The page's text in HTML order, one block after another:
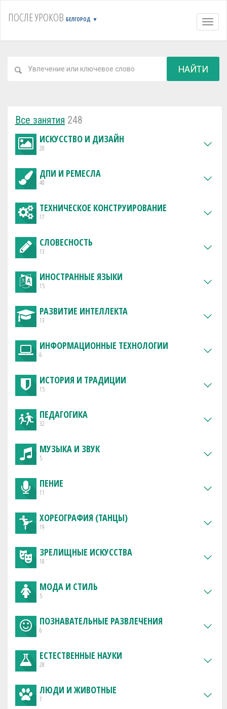
ПОСЛЕ УРОКОВ БЕЛГОРОД ▼
НАЙТИ
Все занятия 248
ИСКУССТВО И ДИЗАЙН
20
ДПИ И РЕМЕСЛА
40
ТЕХНИЧЕСКОЕ КОНСТРУИРОВАНИЕ
17
СЛОВЕСНОСТЬ
13
ИНОСТРАННЫЕ ЯЗЫКИ
15
РАЗВИТИЕ ИНТЕЛЛЕКТА
13
ИНФОРМАЦИОННЫЕ ТЕХНОЛОГИИ
6
ИСТОРИЯ И ТРАДИЦИИ
15
ПЕДАГОГИКА
32
МУЗЫКА И ЗВУК
5
ПЕНИЕ
11
ХОРЕОГРАФИЯ (ТАНЦЫ)
19
ЗРЕЛИЩНЫЕ ИСКУССТВА
10
МОДА И СТИЛЬ
5
ПОЗНАВАТЕЛЬНЫЕ РАЗВЛЕЧЕНИЯ
6
ЕСТЕСТВЕННЫЕ НАУКИ
28
ЛЮДИ И ЖИВОТНЫЕ
7